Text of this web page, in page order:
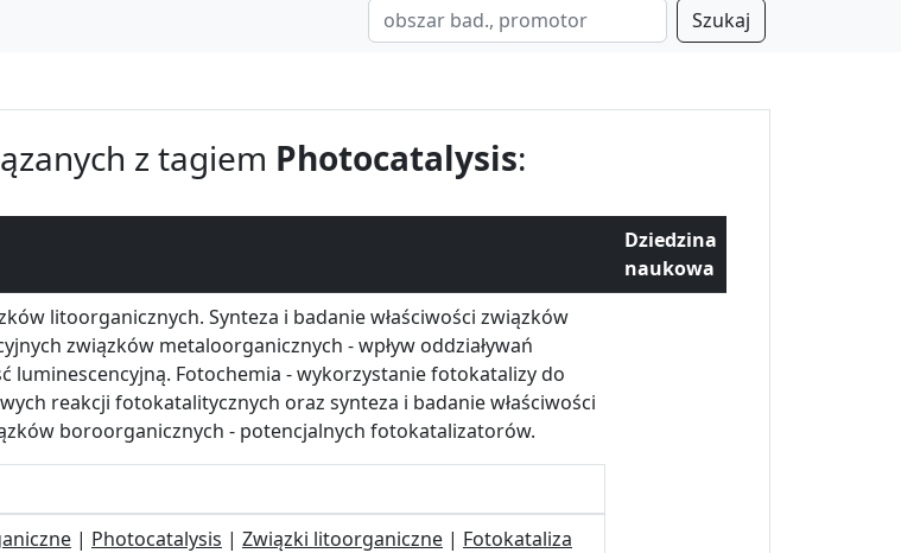
Szukaj
z tagiem Photocatalysis:
Dziedzina
naukowa
litoorganicznych. Synteza i badanie właściwości związków
związków metaloorganicznych - wpływ oddziaływań
luminescencyjną. Fotochemia - wykorzystanie fotokatalizy do
reakcji fotokatalitycznych oraz synteza i badanie właściwości
boroorganicznych - potencjalnych fotokatalizatorów.
| Photocatalysis | Związki litoorganiczne | Fotokataliza